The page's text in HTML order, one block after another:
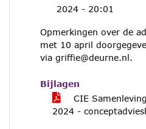
2024 - 20:01
Opmerkingen over de
met 10 april
via griffie@deurne.nl.
Bijlagen
CIE
2024 -